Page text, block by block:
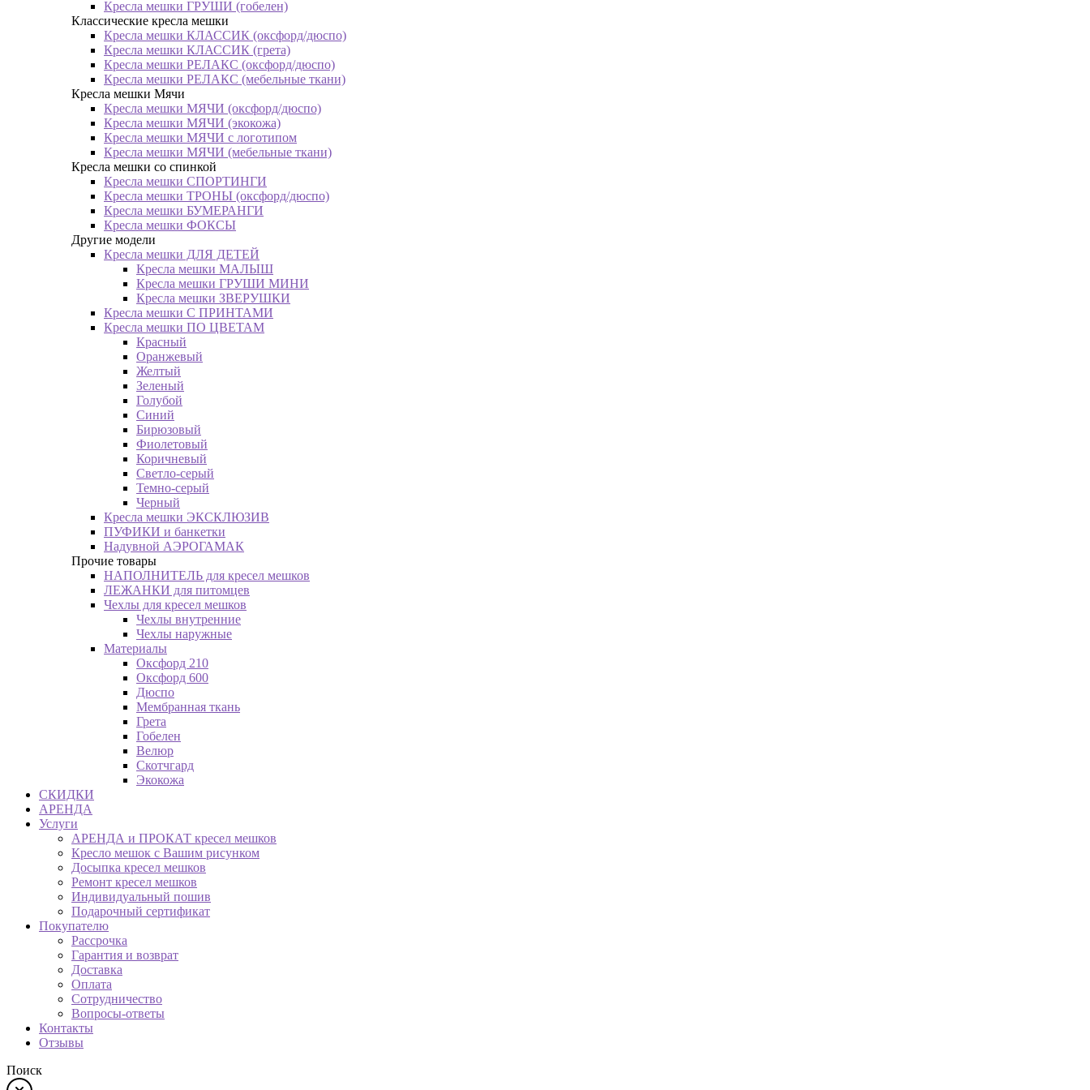
Кресла мешки ГРУШИ (гобелен)
Классические кресла мешки
Кресла мешки КЛАССИК (оксфорд/дюспо)
Кресла мешки КЛАССИК (грета)
Креслa мешки РЕЛАКС (оксфорд/дюспо)
Креслa мешки РЕЛАКС (мебельные ткани)
Кресла мешки Мячи
Кресла мешки МЯЧИ (оксфорд/дюспо)
Кресла мешки МЯЧИ (экокожа)
Кресла мешки МЯЧИ с логотипом
Кресла мешки МЯЧИ (мебельные ткани)
Кресла мешки со спинкой
Кресла мешки СПОРТИНГИ
Кресла мешки ТРОНЫ (оксфорд/дюспо)
Кресла мешки БУМЕРАНГИ
Кресла мешки ФОКСЫ
Другие модели
Кресла мешки ДЛЯ ДЕТЕЙ
Кресла мешки МАЛЫШ
Кресла мешки ГРУШИ МИНИ
Кресла мешки ЗВЕРУШКИ
Кресла мешки С ПРИНТАМИ
Кресла мешки ПО ЦВЕТАМ
Красный
Оранжевый
Желтый
Зеленый
Голубой
Синий
Бирюзовый
Фиолетовый
Коричневый
Светло-серый
Темно-серый
Черный
Кресла мешки ЭКСКЛЮЗИВ
ПУФИКИ и банкетки
Надувной АЭРОГАМАК
Прочие товары
НАПОЛНИТЕЛЬ для кресел мешков
ЛЕЖАНКИ для питомцев
Чехлы для кресел мешков
Чехлы внутренние
Чехлы наружные
Материалы
Оксфорд 210
Оксфорд 600
Дюспо
Мембранная ткань
Грета
Гобелен
Велюр
Скотчгард
Экокожа
СКИДКИ
АРЕНДА
Услуги
АРЕНДА и ПРОКАТ кресел мешков
Кресло мешок с Вашим рисунком
Досыпка кресел мешков
Ремонт кресел мешков
Индивидуальный пошив
Подарочный сертификат
Покупателю
Рассрочка
Гарантия и возврат
Доставка
Оплата
Сотрудничество
Вопросы-ответы
Контакты
Отзывы
Поиск